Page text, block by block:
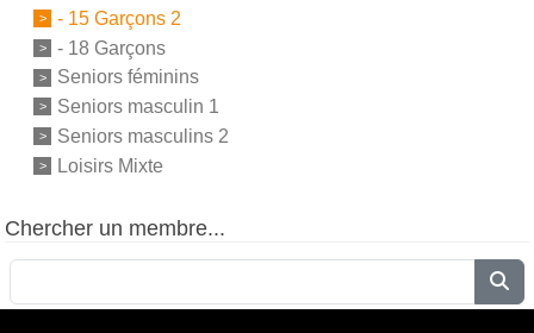
- 15 Garçons 2
- 18 Garçons
Seniors féminins
Seniors masculin 1
Seniors masculins 2
Loisirs Mixte
Chercher un membre...